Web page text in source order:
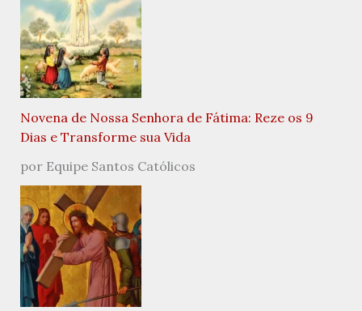
Novena de Nossa Senhora de Fátima: Reze os 9
Dias e Transforme sua Vida
por Equipe Santos Católicos